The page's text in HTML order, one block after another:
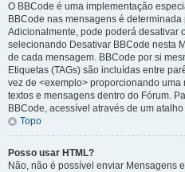
O BBCode é uma implementação
BBCode nas mensagens é
Adicionalmente, pode poderá desativar
selecionando Desativar BBCode nesta
de cada mensagem. BBCode por si
Etiquetas (TAGs) são incluídas entre
vez de <exemplo> proporcionando
textos e mensagens dentro do Fórum.
BBCode, acessível através de um
Topo
Posso usar HTML?
Não, não é possível enviar Mensagens